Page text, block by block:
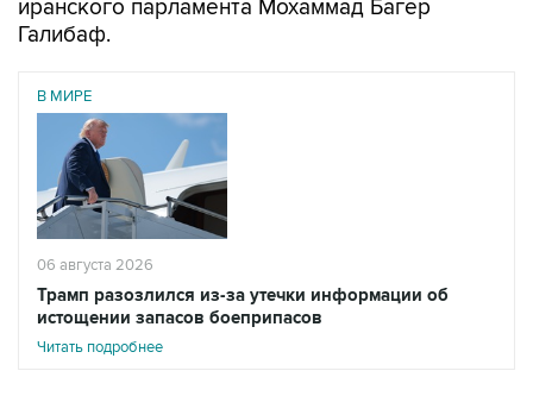
В МИРЕ
06 августа 2026
Трамп разозлился из-за утечки информации об
истощении запасов боеприпасов
Читать подробнее
"Использование запугивания, нарушения